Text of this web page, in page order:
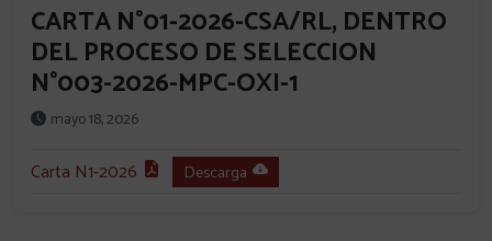
CARTA N°01-2026-CSA/RL, DENTRO
DEL PROCESO DE SELECCION
N°003-2026-MPC-OXI-1
mayo 18, 2026
Carta N1-2026 Descarga